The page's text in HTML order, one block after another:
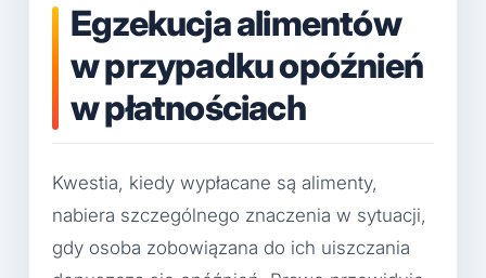
Egzekucja alimentów
w przypadku opóźnień
w płatnościach
Kwestia, kiedy wypłacane są alimenty,
nabiera szczególnego znaczenia w sytuacji,
gdy osoba zobowiązana do ich uiszczania